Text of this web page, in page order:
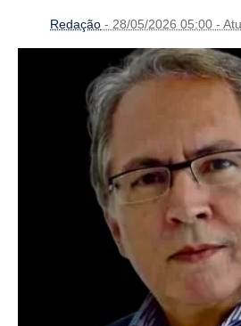
Redação - 28/05/2026 05:00 -